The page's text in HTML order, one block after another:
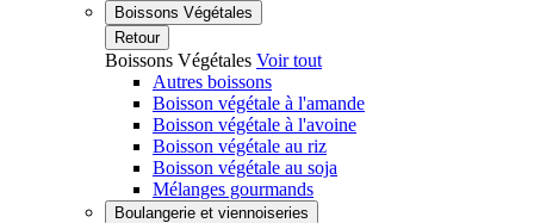
Boissons Végétales
Retour
Boissons Végétales Voir tout
Autres boissons
Boisson végétale à l'amande
Boisson végétale à l'avoine
Boisson végétale au riz
Boisson végétale au soja
Mélanges gourmands
Boulangerie et viennoiseries